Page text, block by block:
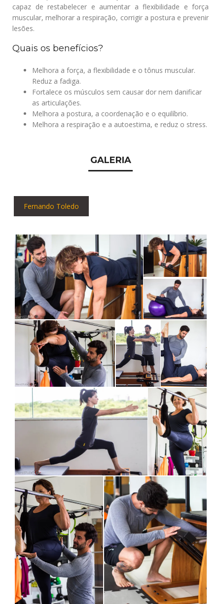
capaz de restabelecer e aumentar a flexibilidade e força
muscular, melhorar a respiração, corrigir a postura e prevenir
lesões.
Quais os benefícios?
Melhora a força, a flexibilidade e o tônus muscular.
Reduz a fadiga.
Fortalece os músculos sem causar dor nem danificar
as articulações.
Melhora a postura, a coordenação e o equilíbrio.
Melhora a respiração e a autoestima, e reduz o stress.
GALERIA
Fernando Toledo